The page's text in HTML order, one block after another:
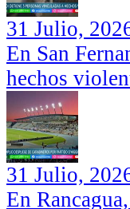
31 Julio,
En San
hechos
31 Julio,
En